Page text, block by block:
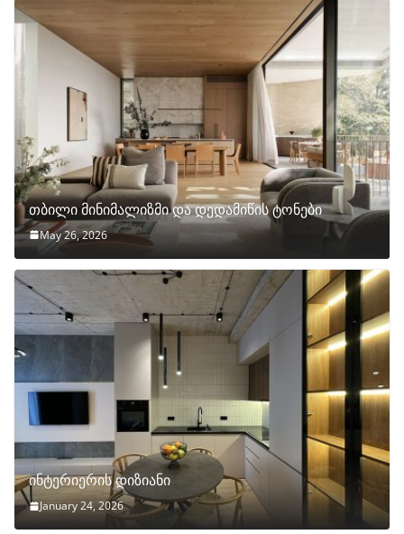
თბილი მინიმალიზმი და დედამიწის ტონები
May 26, 2026
ინტერიერის დიზიანი
January 24, 2026